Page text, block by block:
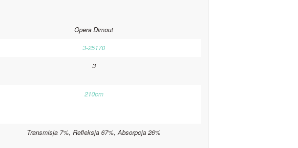
Opera Dimout
3-25170
3
210cm
Transmisja 7%, Refleksja 67%, Absorpcja 26%